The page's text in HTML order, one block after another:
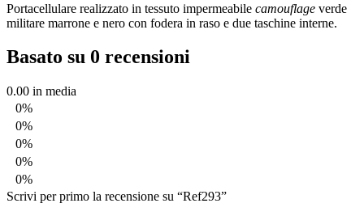
Portacellulare realizzato in tessuto impermeabile camouflage verde
militare marrone e nero con fodera in raso e due taschine interne.
Basato su 0 recensioni
0.00 in media
0%
0%
0%
0%
0%
Scrivi per primo la recensione su “Ref293”